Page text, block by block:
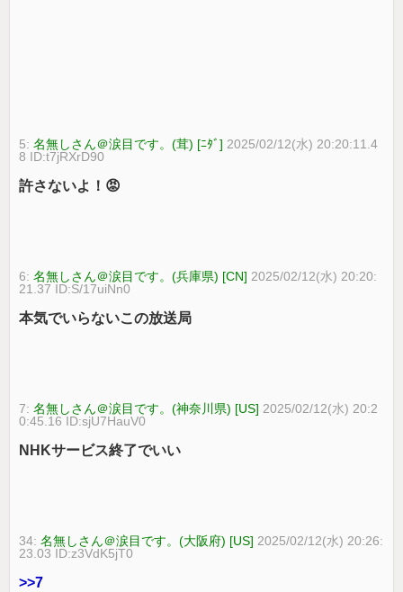
5:名無しさん＠涙目です。(茸) [ﾆﾀﾞ] 2025/02/12(水) 20:20:11.4
8 ID:t7jRXrD90
許さないよ！😡
6:名無しさん＠涙目です。(兵庫県) [CN] 2025/02/12(水) 20:20:
21.37 ID:S/17uiNn0
本気でいらないこの放送局
7:名無しさん＠涙目です。(神奈川県) [US] 2025/02/12(水) 20:2
0:45.16 ID:sjU7HauV0
NHKサービス終了でいい
34:名無しさん＠涙目です。(大阪府) [US] 2025/02/12(水) 20:26:
23.03 ID:z3VdK5jT0
>>7